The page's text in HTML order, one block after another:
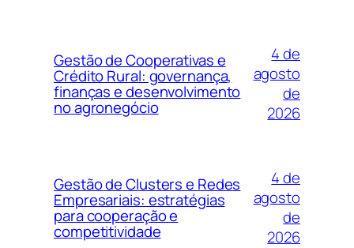
Gestão de Cooperativas e
Crédito Rural: governança,
finanças e desenvolvimento
no agronegócio
4 de
agosto
de
2026
Gestão de Clusters e Redes
Empresariais: estratégias
para cooperação e
competitividade
4 de
agosto
de
2026